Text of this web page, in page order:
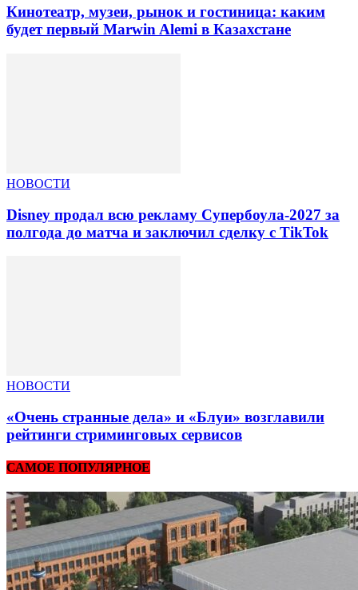
Кинотеатр, музеи, рынок и гостиница: каким
будет первый Marwin Alemi в Казахстане
НОВОСТИ
Disney продал всю рекламу Супербоула-2027 за
полгода до матча и заключил сделку с TikTok
НОВОСТИ
«Очень странные дела» и «Блуи» возглавили
рейтинги стриминговых сервисов
САМОЕ ПОПУЛЯРНОЕ